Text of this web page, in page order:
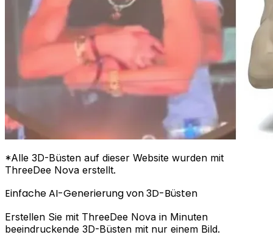
*Alle 3D-Büsten auf dieser Website wurden mit
ThreeDee Nova erstellt.
Einfache AI-Generierung von 3D-Büsten
Erstellen Sie mit ThreeDee Nova in Minuten
beeindruckende 3D-Büsten mit nur einem Bild.